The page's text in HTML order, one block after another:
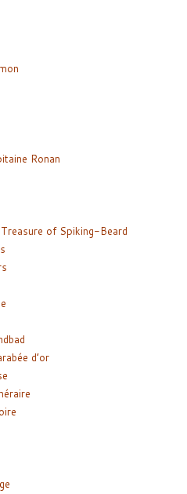
Ronan
Treasure of Spiking-Beard
d’or